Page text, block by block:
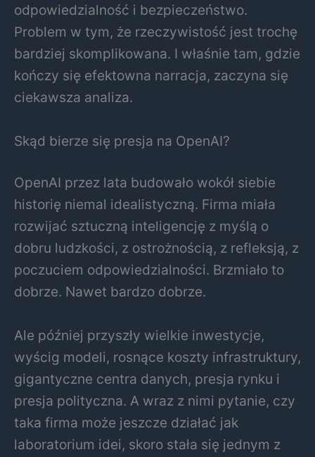
odpowiedzialność i bezpieczeństwo.
Problem w tym, że rzeczywistość jest trochę
bardziej skomplikowana. I właśnie tam, gdzie
kończy się efektowna narracja, zaczyna się
ciekawsza analiza.
Skąd bierze się presja na OpenAI?
OpenAI przez lata budowało wokół siebie
historię niemal idealistyczną. Firma miała
rozwijać sztuczną inteligencję z myślą o
dobru ludzkości, z ostrożnością, z refleksją, z
poczuciem odpowiedzialności. Brzmiało to
dobrze. Nawet bardzo dobrze.
Ale później przyszły wielkie inwestycje,
wyścig modeli, rosnące koszty infrastruktury,
gigantyczne centra danych, presja rynku i
presja polityczna. A wraz z nimi pytanie, czy
taka firma może jeszcze działać jak
laboratorium idei, skoro stała się jednym z